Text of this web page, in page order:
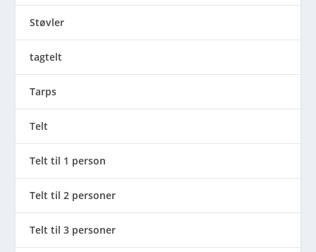
Støvler
tagtelt
Tarps
Telt
Telt til 1 person
Telt til 2 personer
Telt til 3 personer